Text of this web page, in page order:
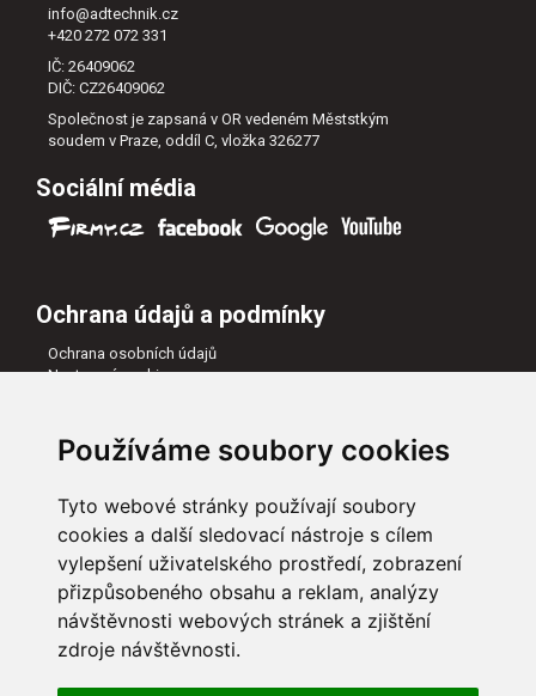
Používáme soubory cookies
Tyto webové stránky používají soubory
cookies a další sledovací nástroje s cílem
vylepšení uživatelského prostředí, zobrazení
přizpůsobeného obsahu a reklam, analýzy
návštěvnosti webových stránek a zjištění
zdroje návštěvnosti.
info@adtechnik.cz
+420 272 072 331
IČ: 26409062
DIČ: CZ26409062
Společnost je zapsaná v OR vedeném Měststkým
soudem v Praze, oddíl C, vložka 326277
Sociální média
Ochrana údajů a podmínky
Ochrana osobních údajů
Nastavení cookies
Naši partneři